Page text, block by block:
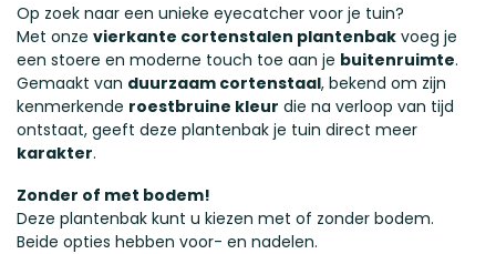
Op zoek naar een unieke eyecatcher voor je tuin?
Met onze vierkante cortenstalen plantenbak voeg je
een stoere en moderne touch toe aan je buitenruimte.
Gemaakt van duurzaam cortenstaal, bekend om zijn
kenmerkende roestbruine kleur die na verloop van tijd
ontstaat, geeft deze plantenbak je tuin direct meer
karakter.
Zonder of met bodem!
Deze plantenbak kunt u kiezen met of zonder bodem.
Beide opties hebben voor- en nadelen.